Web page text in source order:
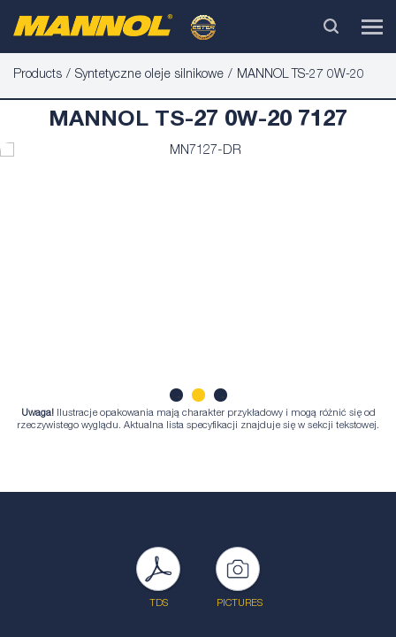
Products Syntetyczne oleje silnikowe MANNOL TS-27 0W-20
MANNOL TS-27 0W-20 7127
1 2 3
Uwaga! Ilustracje opakowania mają charakter przykładowy i mogą różnić się od
rzeczywistego wyglądu. Aktualna lista specyfikacji znajduje się w sekcji tekstowej.
TDS PICTURES